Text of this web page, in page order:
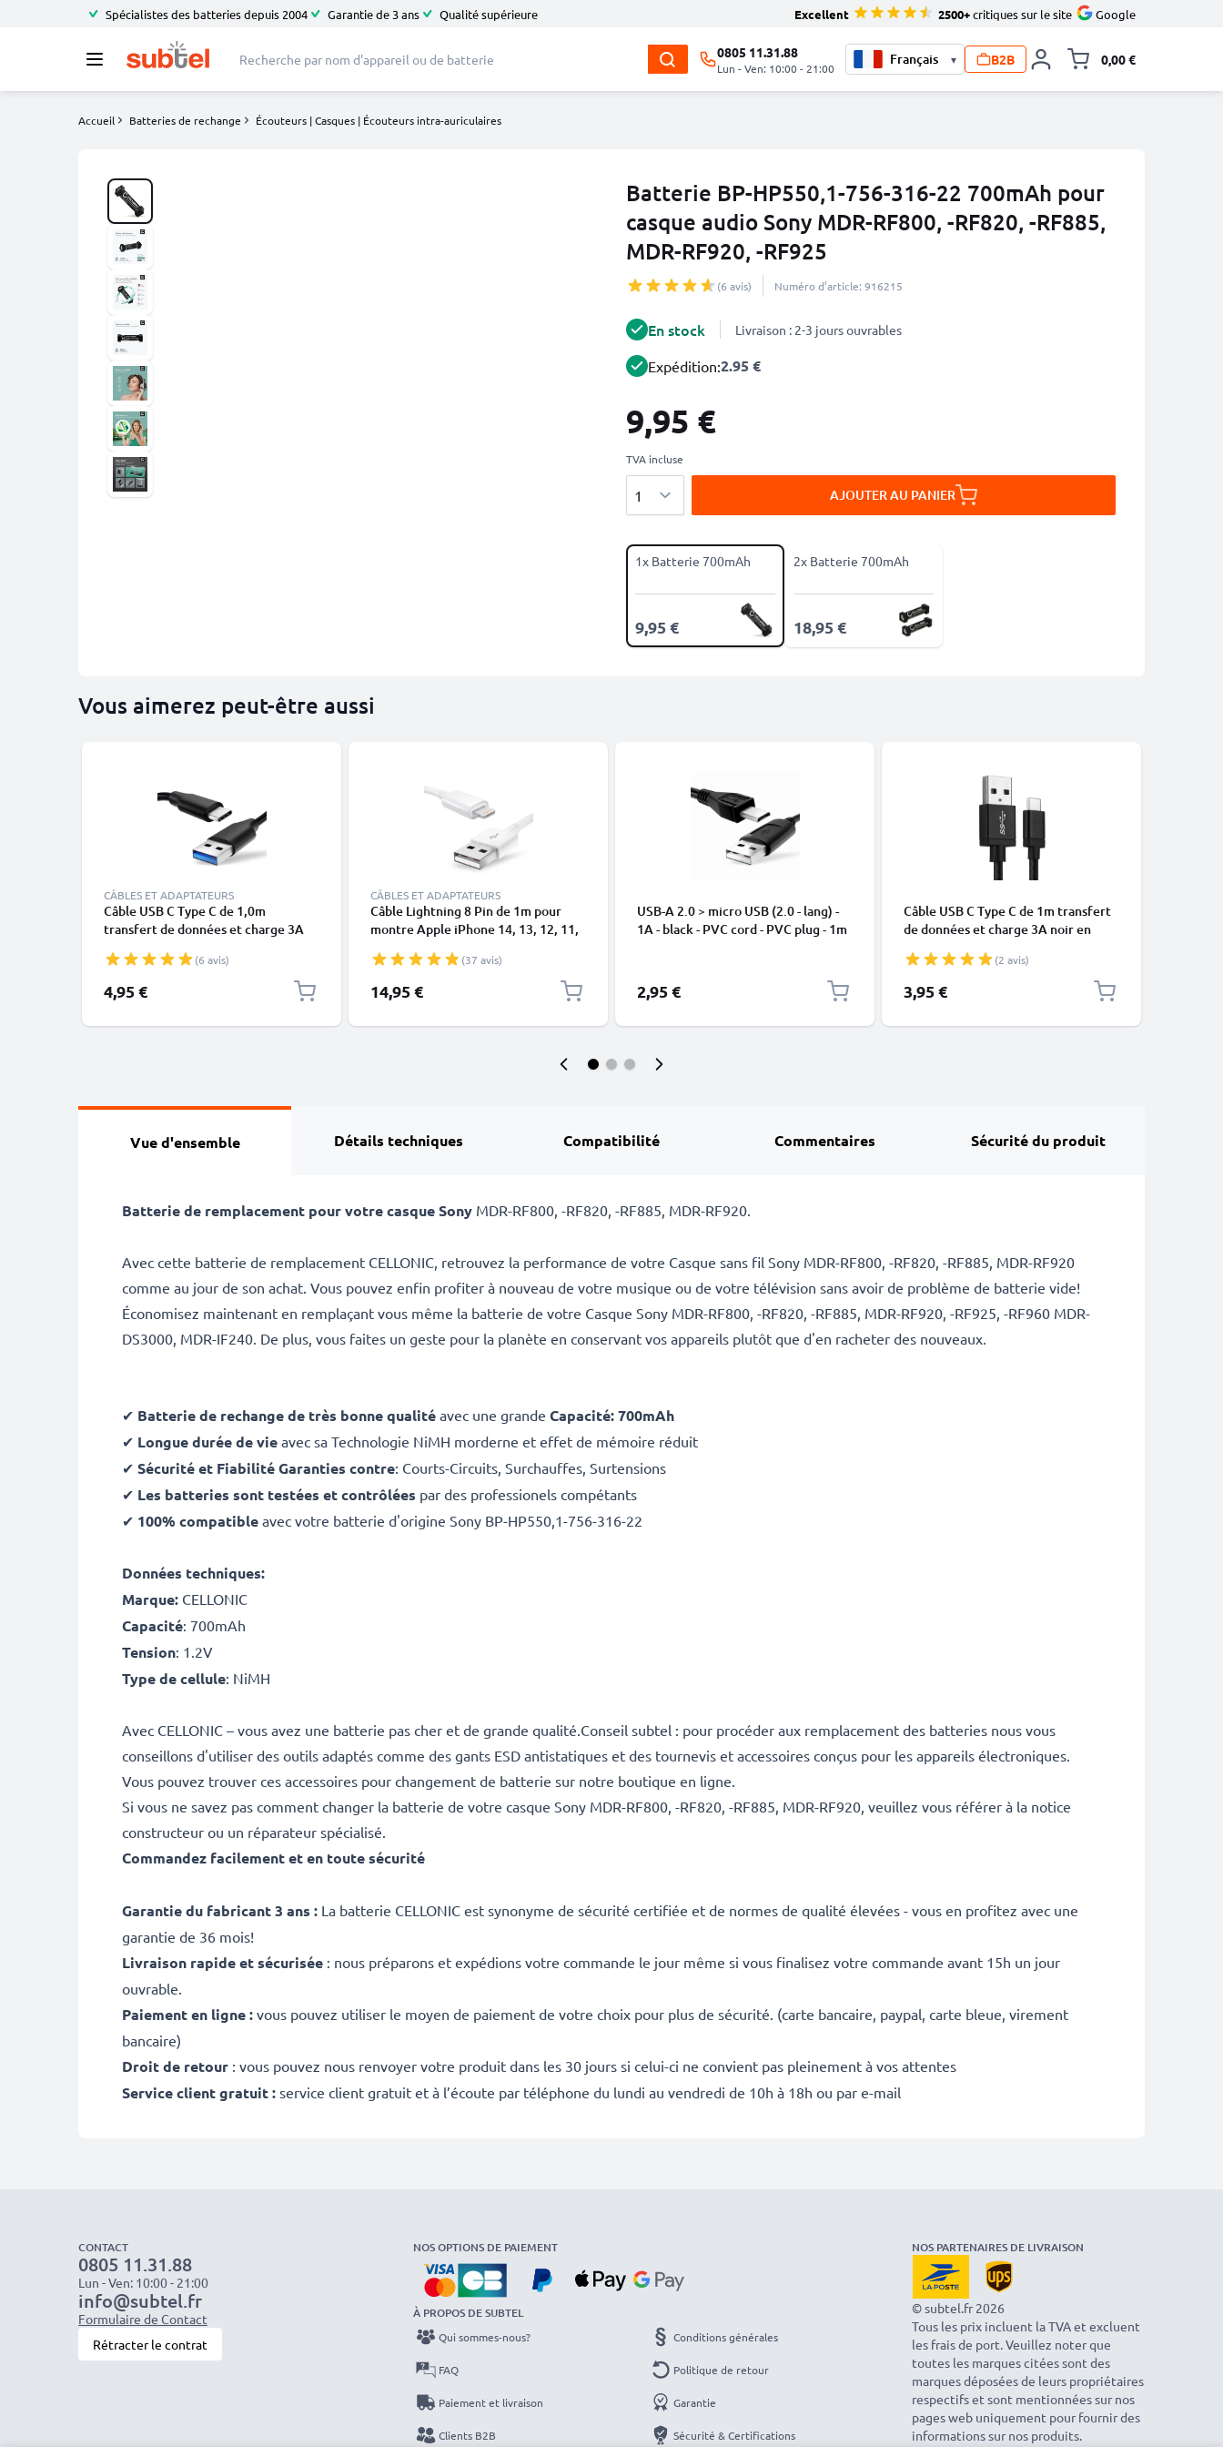
Spécialistes des batteries depuis 2004 Garantie de 3 ans Qualité supérieure Excellent 2500+critiques sur le site Google
0805 11.31.88
Lun - Ven: 10:00 - 21:00
▾ B2B 0,00 €
Accueil Batteries de rechange Écouteurs | Casques | Écouteurs intra-auriculaires
Batterie BP-HP550,1-756-316-22 700mAh pour
casque audio Sony MDR-RF800, -RF820, -RF885,
MDR-RF920, -RF925
(6 avis) Numéro d’article: 916215
En stock Livraison : 2-3 jours ouvrables
Expédition:2.95 €
9,95 €
TVA incluse
AJOUTER AU PANIER
1x Batterie 700mAh
9,95 €
2x Batterie 700mAh
18,95 €
Vous aimerez peut-être aussi
CÂBLES ET ADAPTATEURS
Câble USB C Type C de 1,0m
transfert de données et charge 3A
(6 avis)
4,95 €
CÂBLES ET ADAPTATEURS
Câble Lightning 8 Pin de 1m pour
montre Apple iPhone 14, 13, 12, 11,
blanc en
(37 avis)
14,95 €
USB-A 2.0 > micro USB (2.0 - lang) -
1A - black - PVC cord - PVC plug - 1m
2,95 €
Câble USB C Type C de 1m transfert
de données et charge 3A noir en
(2 avis)
3,95 €
Vue d'ensemble Détails techniques Compatibilité Commentaires Sécurité du produit
Batterie de remplacement pour votre casque Sony MDR-RF800, -RF820, -RF885, MDR-RF920.
Avec cette batterie de remplacement CELLONIC, retrouvez la performance de votre Casque sans fil Sony MDR-RF800, -RF820, -RF885, MDR-RF920
comme au jour de son achat. Vous pouvez enfin profiter à nouveau de votre musique ou de votre télévision sans avoir de problème de batterie vide!
Économisez maintenant en remplaçant vous même la batterie de votre Casque Sony MDR-RF800, -RF820, -RF885, MDR-RF920, -RF925, -RF960 MDR-
DS3000, MDR-IF240. De plus, vous faites un geste pour la planète en conservant vos appareils plutôt que d'en racheter des nouveaux.
✔ Batterie de rechange de très bonne qualité avec une grande Capacité: 700mAh
✔ Longue durée de vie avec sa Technologie NiMH morderne et effet de mémoire réduit
✔ Sécurité et Fiabilité Garanties contre: Courts-Circuits, Surchauffes, Surtensions
✔ Les batteries sont testées et contrôlées par des professionels compétants
✔ 100% compatible avec votre batterie d'origine Sony BP-HP550,1-756-316-22
Données techniques:
Marque: CELLONIC
Capacité: 700mAh
Tension: 1.2V
Type de cellule: NiMH
Avec CELLONIC – vous avez une batterie pas cher et de grande qualité.Conseil subtel : pour procéder aux remplacement des batteries nous vous
conseillons d'utiliser des outils adaptés comme des gants ESD antistatiques et des tournevis et accessoires conçus pour les appareils électroniques.
Vous pouvez trouver ces accessoires pour changement de batterie sur notre boutique en ligne.
Si vous ne savez pas comment changer la batterie de votre casque Sony MDR-RF800, -RF820, -RF885, MDR-RF920, veuillez vous référer à la notice
constructeur ou un réparateur spécialisé.
Commandez facilement et en toute sécurité
Garantie du fabricant 3 ans : La batterie CELLONIC est synonyme de sécurité certifiée et de normes de qualité élevées - vous en profitez avec une
garantie de 36 mois!
Livraison rapide et sécurisée : nous préparons et expédions votre commande le jour même si vous finalisez votre commande avant 15h un jour
ouvrable.
Paiement en ligne : vous pouvez utiliser le moyen de paiement de votre choix pour plus de sécurité. (carte bancaire, paypal, carte bleue, virement
bancaire)
Droit de retour : vous pouvez nous renvoyer votre produit dans les 30 jours si celui-ci ne convient pas pleinement à vos attentes
Service client gratuit : service client gratuit et à l’écoute par téléphone du lundi au vendredi de 10h à 18h ou par e-mail
CONTACT
0805 11.31.88
Lun - Ven: 10:00 - 21:00
info@subtel.fr
Formulaire de Contact
Rétracter le contrat
NOS OPTIONS DE PAIEMENT
À PROPOS DE SUBTEL
Qui sommes-nous?
FAQ
Paiement et livraison
Clients B2B
Conditions générales
Politique de retour
Garantie
Sécurité & Certifications
NOS PARTENAIRES DE LIVRAISON
© subtel.fr 2026
Tous les prix incluent la TVA et excluent
les frais de port. Veuillez noter que
toutes les marques citées sont des
marques déposées de leurs propriétaires
respectifs et sont mentionnées sur nos
pages web uniquement pour fournir des
informations sur nos produits.